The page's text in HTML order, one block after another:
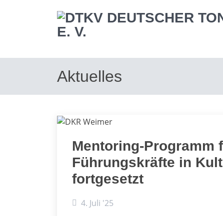
Aktuelles
Mentoring-Programm
Führungskräfte in
fortgesetzt
4. Juli '25